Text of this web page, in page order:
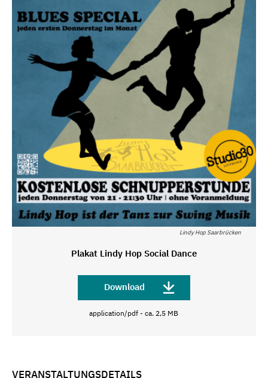
Lindy Hop Saarbrücken
Plakat Lindy Hop Social Dance
Download
application/pdf - ca. 2,5 MB
VERANSTALTUNGSDETAILS